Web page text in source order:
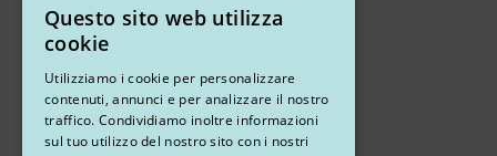
Altri studi
STUDIO MARIANETTI MED
via Sandro Pertini 26, 67051 Avezzano (AQ)
Questo sito web utilizza
cookie
Utilizziamo i cookie per personalizzare
contenuti, annunci e per analizzare il nostro
traffico. Condividiamo inoltre informazioni
sul tuo utilizzo del nostro sito con i nostri